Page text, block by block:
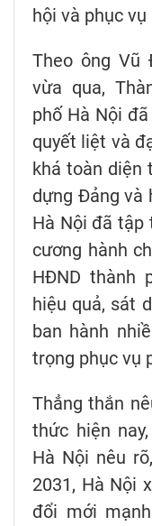
hội và phục
Theo ông Vũ
vừa qua,
phố Hà Nội
quyết liệt và
khá toàn diện
dựng Đảng và
Hà Nội đã tập
cương hành
HĐND thành
hiệu quả, sát
ban hành
trọng phục vụ
Thẳng thắn
thức hiện
Hà Nội nêu
2031, Hà Nội
đổi mới